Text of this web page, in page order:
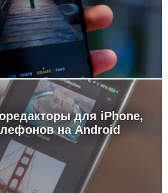
для iPhone,
на Android